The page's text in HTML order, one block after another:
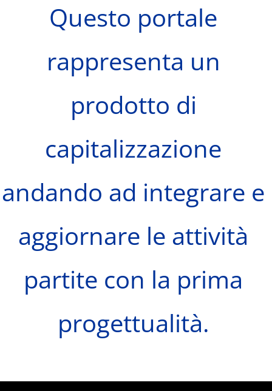
Questo portale
rappresenta un
prodotto di
capitalizzazione
andando ad integrare e
aggiornare le attività
partite con la prima
progettualità.